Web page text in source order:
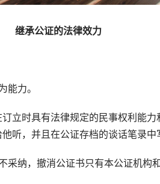
继承公证的法律效力
力。
时具有法律规定的民事权利能力
听，并且在公证存档的谈话笔录中
，撤消公证书只有本公证机构和